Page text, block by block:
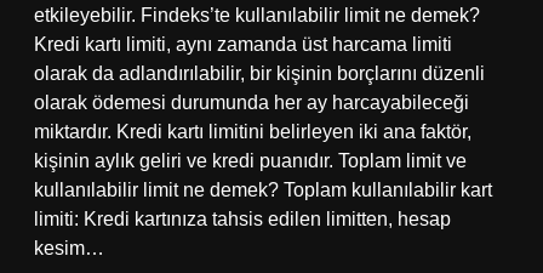
etkileyebilir. Findeks’te kullanılabilir limit ne demek?
Kredi kartı limiti, aynı zamanda üst harcama limiti
olarak da adlandırılabilir, bir kişinin borçlarını düzenli
olarak ödemesi durumunda her ay harcayabileceği
miktardır. Kredi kartı limitini belirleyen iki ana faktör,
kişinin aylık geliri ve kredi puanıdır. Toplam limit ve
kullanılabilir limit ne demek? Toplam kullanılabilir kart
limiti: Kredi kartınıza tahsis edilen limitten, hesap
kesim…